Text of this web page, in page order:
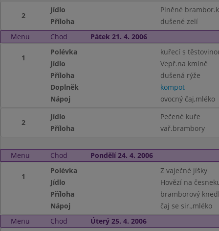
2
Jídlo
Plněné
Příloha
dušené zelí
Menu
Chod Pátek 21. 4. 2006
1
Polévka
kuřecí s
Jídlo
Vepř.na kmíně
Příloha
dušená rýže
Doplněk
kompot
Nápoj
ovocný čaj,mléko
2
Jídlo
Pečené kuře
Příloha
vař.brambory
Menu Chod Pondělí 24. 4. 2006
1
Polévka
Z vaječné jíšky
Jídlo
Hovězí na
Příloha
bramborový
Nápoj
čaj se sir.,mléko
Menu
Chod Úterý 25. 4. 2006